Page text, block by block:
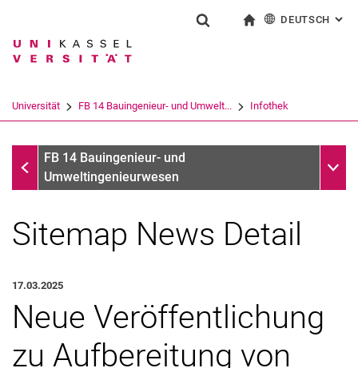
Springe direkt zu: Inhalt
Springe direkt zu: Suche
Springe direkt zu:
Suchbegriff
Suchen (öffnet externen Link in einem
DEUTSCH :
Universität FB 14 Bauingenieur- und Umwelt... Infothek
InfothekFB 14 Bauingenieur- und
Umweltingenieurwesen
Sitemap News Detail
17.03.2025
Neue Veröffentlichung
zu Aufbereitung von